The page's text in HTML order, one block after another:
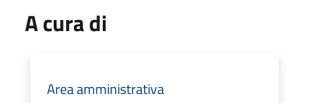
A cura di
Area amministrativa